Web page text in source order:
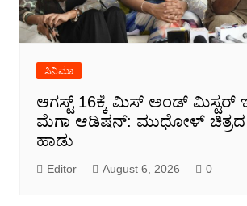
ಸಿನಿಮಾ
ಆಗಸ್ಟ್ 16ಕ್ಕೆ ಮಿಸ್ ಅಂಡ್ ಮಿಸ್ಟರ್
ಮೆಗಾ ಆಡಿಷನ್: ಮುಧೋಳ್
ಹಾಡು
Editor August 6, 2026 0